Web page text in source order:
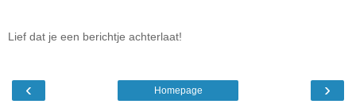
Lief dat je een berichtje achterlaat!
‹ ›
Homepage